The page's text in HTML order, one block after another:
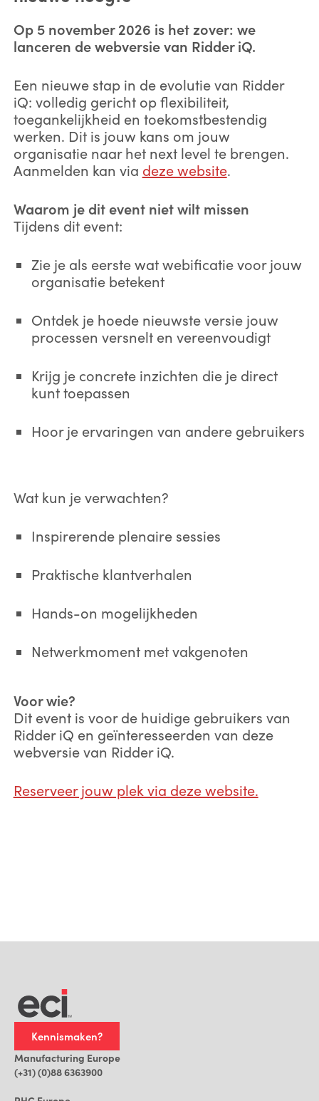
Op 5 november 2026 is het zover: we
lanceren de webversie van Ridder iQ.
Een nieuwe stap in de evolutie van Ridder
iQ: volledig gericht op flexibiliteit,
toegankelijkheid en toekomstbestendig
werken. Dit is jouw kans om jouw
organisatie naar het next level te brengen.
Aanmelden kan via deze website.
Waarom je dit event niet wilt missen
Tijdens dit event:
Zie je als eerste wat webificatie voor jouw
organisatie betekent
Ontdek je hoede nieuwste versie jouw
processen versnelt en vereenvoudigt
Krijg je concrete inzichten die je direct
kunt toepassen
Hoor je ervaringen van andere gebruikers
Wat kun je verwachten?
Inspirerende plenaire sessies
Praktische klantverhalen
Hands-on mogelijkheden
Netwerkmoment met vakgenoten
Voor wie?
Dit event is voor de huidige gebruikers van
Ridder iQ en geïnteresseerden van deze
webversie van Ridder iQ.
Reserveer jouw plek via deze website.
Kennismaken?
Manufacturing Europe
(+31) (0)88 6363900